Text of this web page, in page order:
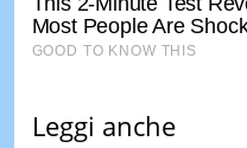
Leggi anche